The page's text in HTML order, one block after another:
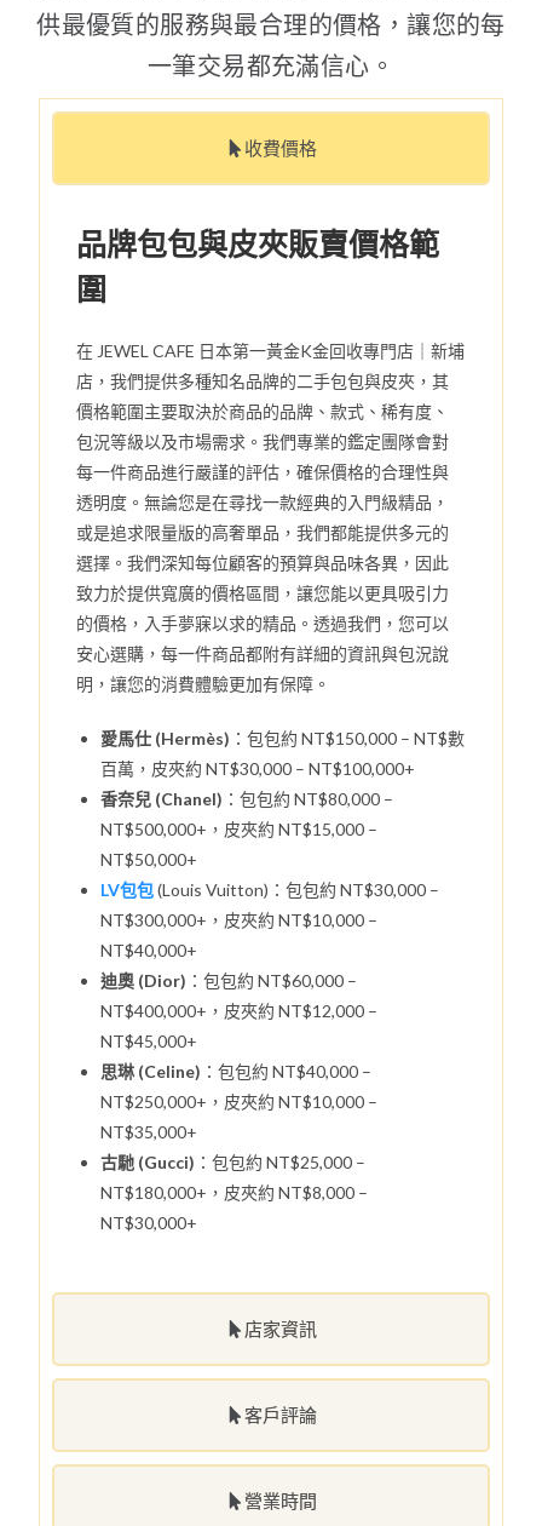
供最優質的服務與最合理的價格，讓您的每
一筆交易都充滿信心。
收費價格
店家資訊
客戶評論
營業時間
品牌包包與皮夾販賣價格範
圍
在 JEWEL CAFE 日本第一黃金K金回收專門店｜新埔
店，我們提供多種知名品牌的二手包包與皮夾，其
價格範圍主要取決於商品的品牌、款式、稀有度、
包況等級以及市場需求。我們專業的鑑定團隊會對
每一件商品進行嚴謹的評估，確保價格的合理性與
透明度。無論您是在尋找一款經典的入門級精品，
或是追求限量版的高奢單品，我們都能提供多元的
選擇。我們深知每位顧客的預算與品味各異，因此
致力於提供寬廣的價格區間，讓您能以更具吸引力
的價格，入手夢寐以求的精品。透過我們，您可以
安心選購，每一件商品都附有詳細的資訊與包況說
明，讓您的消費體驗更加有保障。
愛馬仕 (Hermès) ：包包約 NT$150,000 – NT$數
百萬，皮夾約 NT$30,000 – NT$100,000+
香奈兒 (Chanel) ：包包約 NT$80,000 –
NT$500,000+，皮夾約 NT$15,000 –
NT$50,000+
LV包包(Louis Vuitton)：包包約 NT$30,000 –
NT$300,000+，皮夾約 NT$10,000 –
NT$40,000+
迪奧 (Dior) ：包包約 NT$60,000 –
NT$400,000+，皮夾約 NT$12,000 –
NT$45,000+
思琳 (Celine) ：包包約 NT$40,000 –
NT$250,000+，皮夾約 NT$10,000 –
NT$35,000+
古馳 (Gucci) ：包包約 NT$25,000 –
NT$180,000+，皮夾約 NT$8,000 –
NT$30,000+